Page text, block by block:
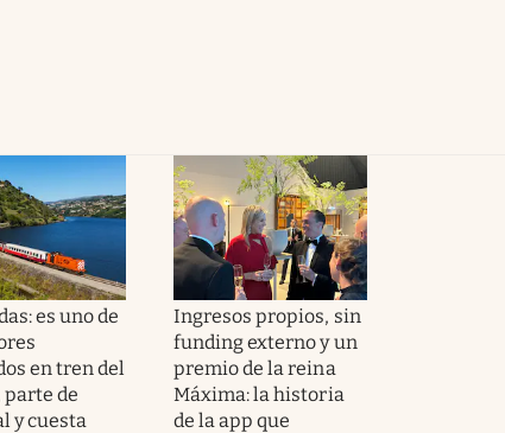
es uno de
en tren del
de
y cuesta
Ingresos propios, sin
funding externo y un
premio de la reina
Máxima: la historia
de la app que